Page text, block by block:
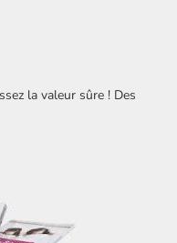
la valeur sûre ! Des